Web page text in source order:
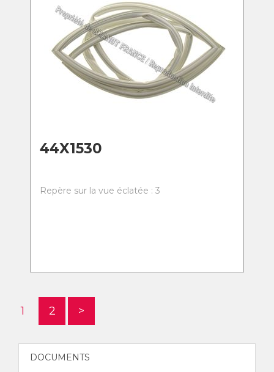
44X1530
Repère sur la vue éclatée : 3
1 2 >
DOCUMENTS